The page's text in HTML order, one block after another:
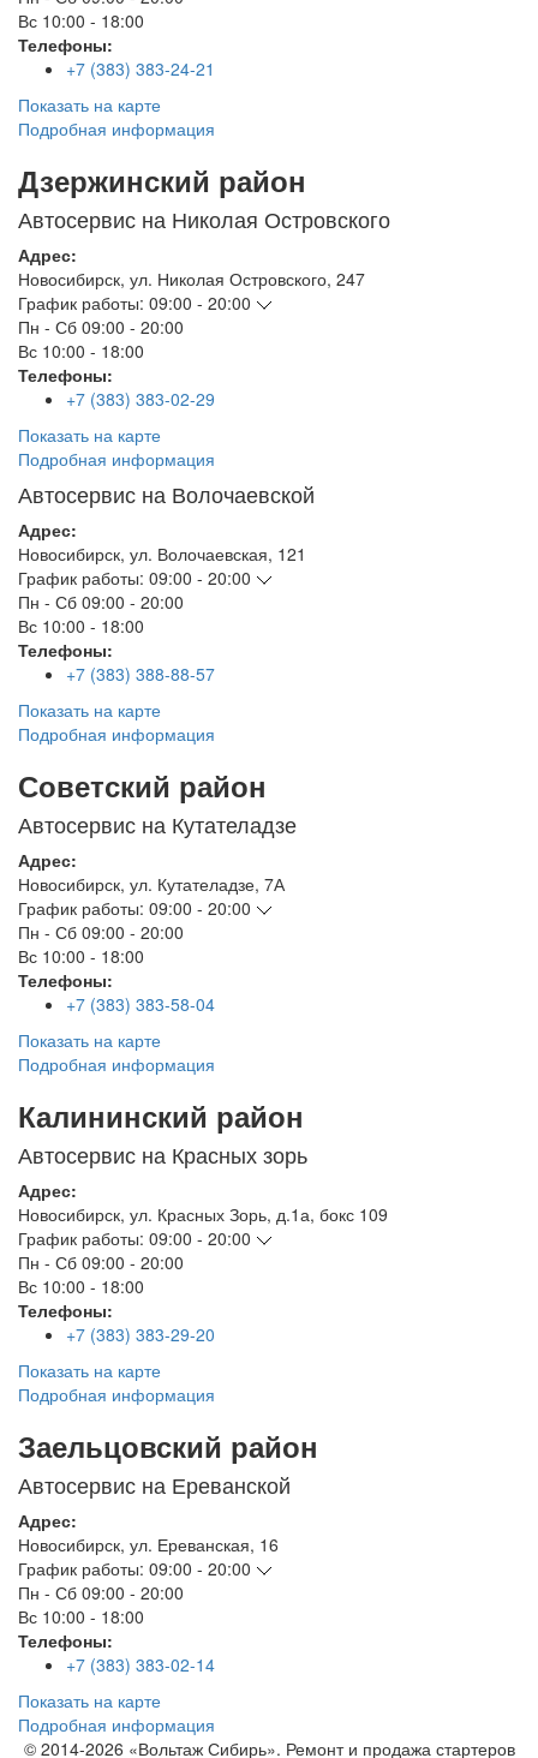
Вс 10:00 - 18:00
Телефоны:
+7 (383) 383-24-21
Показать на карте
Подробная информация
Дзержинский район
Автосервис на Николая Островского
Адрес:
Новосибирск, ул. Николая Островского, 247
График работы: 09:00 - 20:00
Пн - Сб 09:00 - 20:00
Вс 10:00 - 18:00
Телефоны:
+7 (383) 383-02-29
Показать на карте
Подробная информация
Автосервис на Волочаевской
Адрес:
Новосибирск, ул. Волочаевская, 121
График работы: 09:00 - 20:00
Пн - Сб 09:00 - 20:00
Вс 10:00 - 18:00
Телефоны:
+7 (383) 388-88-57
Показать на карте
Подробная информация
Советский район
Автосервис на Кутателадзе
Адрес:
Новосибирск, ул. Кутателадзе, 7А
График работы: 09:00 - 20:00
Пн - Сб 09:00 - 20:00
Вс 10:00 - 18:00
Телефоны:
+7 (383) 383-58-04
Показать на карте
Подробная информация
Калининский район
Автосервис на Красных зорь
Адрес:
Новосибирск, ул. Красных Зорь, д.1а, бокс 109
График работы: 09:00 - 20:00
Пн - Сб 09:00 - 20:00
Вс 10:00 - 18:00
Телефоны:
+7 (383) 383-29-20
Показать на карте
Подробная информация
Заельцовский район
Автосервис на Ереванской
Адрес:
Новосибирск, ул. Ереванская, 16
График работы: 09:00 - 20:00
Пн - Сб 09:00 - 20:00
Вс 10:00 - 18:00
Телефоны:
+7 (383) 383-02-14
Показать на карте
Подробная информация
© 2014-2026 «Вольтаж Сибирь». Ремонт и продажа стартеров